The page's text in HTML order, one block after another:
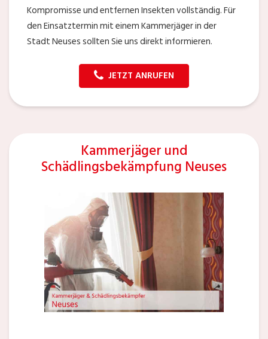
Kompromisse und entfernen Insekten vollständig. Für
den Einsatztermin mit einem Kammerjäger in der
Stadt Neuses sollten Sie uns direkt informieren.
JETZT ANRUFEN
Kammerjäger und
Schädlingsbekämpfung Neuses